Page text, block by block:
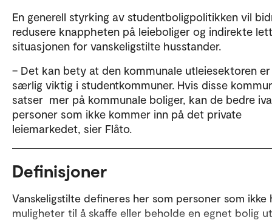
En generell styrking av studentboligpolitikken vil
redusere knappheten på leieboliger og indirekte
situasjonen for vanskeligstilte husstander.
– Det kan bety at den kommunale utleiesektoren er
særlig viktig i studentkommuner. Hvis disse
satser mer på kommunale boliger, kan de bedre
personer som ikke kommer inn på det private
leiemarkedet, sier Flåto.
Definisjoner
Vanskeligstilte defineres her som personer som ikke
muligheter til å skaffe eller beholde en egnet bolig